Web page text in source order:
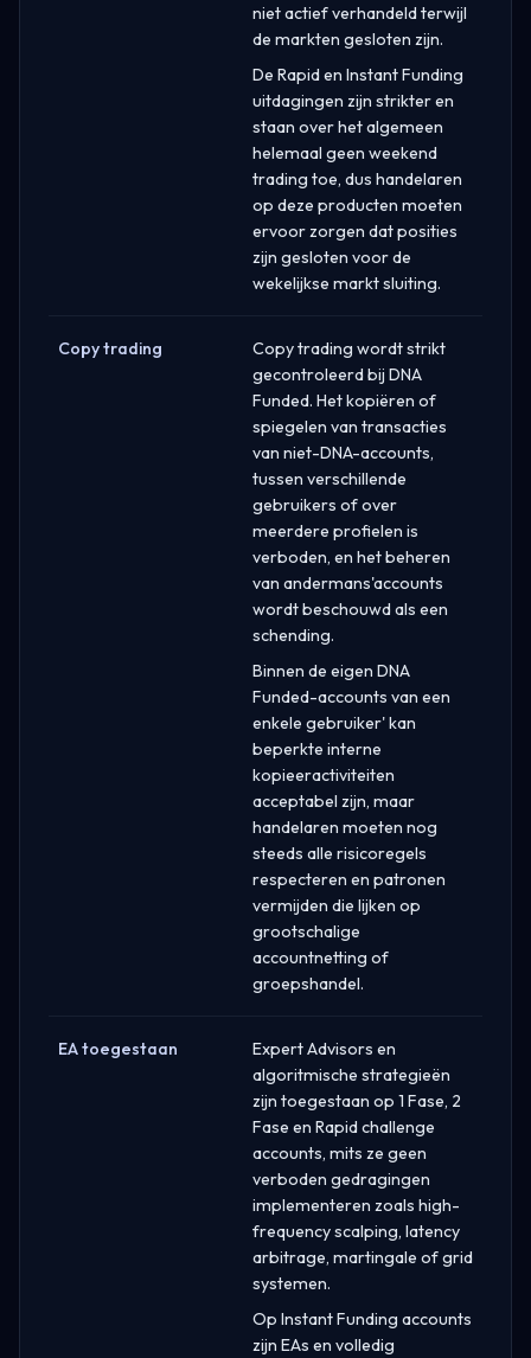
niet actief verhandeld terwijl
de markten gesloten zijn.
De Rapid en Instant Funding
uitdagingen zijn strikter en
staan over het algemeen
helemaal geen weekend
trading toe, dus handelaren
op deze producten moeten
ervoor zorgen dat posities
zijn gesloten voor de
wekelijkse markt sluiting.
Copy trading
Copy trading wordt strikt
gecontroleerd bij DNA
Funded. Het kopiëren of
spiegelen van transacties
van niet-DNA-accounts,
tussen verschillende
gebruikers of over
meerdere profielen is
verboden, en het beheren
van andermans'accounts
wordt beschouwd als een
schending.
Binnen de eigen DNA
Funded-accounts van een
enkele gebruiker' kan
beperkte interne
kopieeractiviteiten
acceptabel zijn, maar
handelaren moeten nog
steeds alle risicoregels
respecteren en patronen
vermijden die lijken op
grootschalige
accountnetting of
groepshandel.
EA toegestaan
Expert Advisors en
algoritmische strategieën
zijn toegestaan op 1 Fase, 2
Fase en Rapid challenge
accounts, mits ze geen
verboden gedragingen
implementeren zoals high-
frequency scalping, latency
arbitrage, martingale of grid
systemen.
Op Instant Funding accounts
zijn EAs en volledig